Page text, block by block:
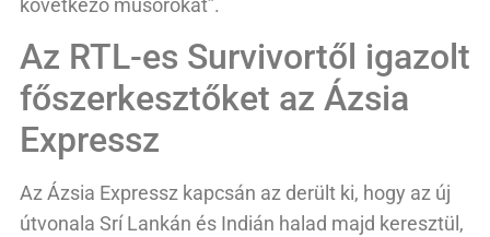
következő műsorokat”.
Az RTL-es Survivortől igazolt
főszerkesztőket az Ázsia
Expressz
Az Ázsia Expressz kapcsán az derült ki, hogy az új
útvonala Srí Lankán és Indián halad majd keresztül,